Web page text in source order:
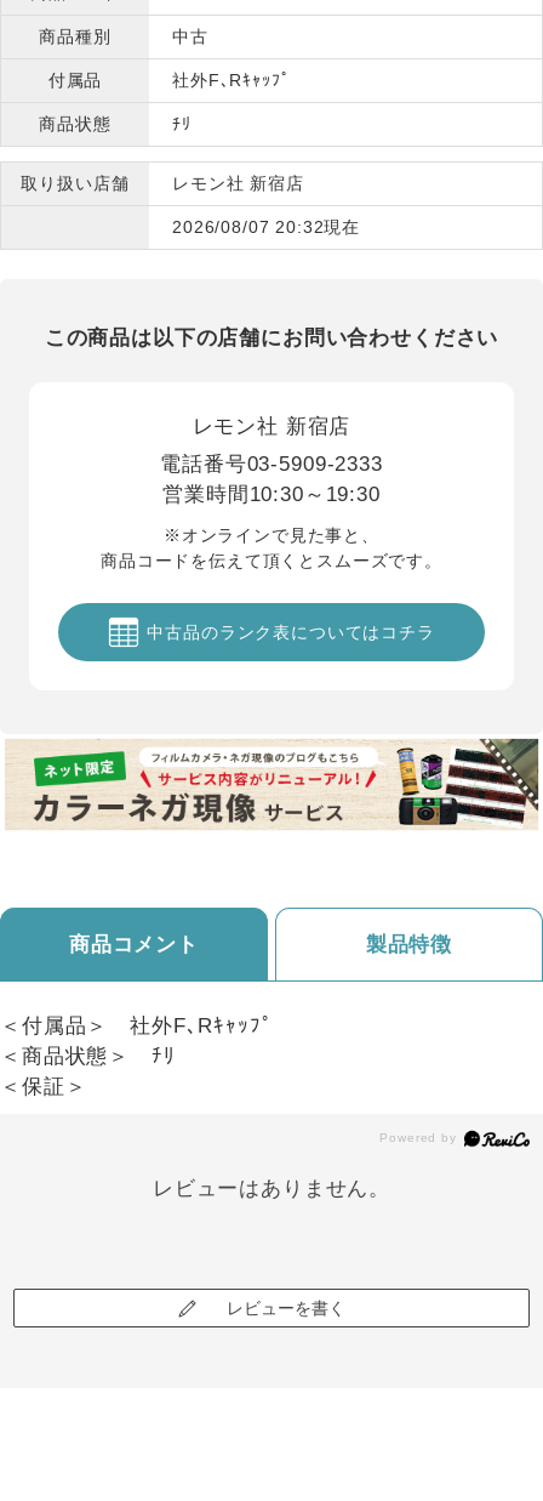
商品種別 中古
付属品 社外F､Rｷｬｯﾌﾟ
商品状態 ﾁﾘ
取り扱い店舗 レモン社 新宿店
2026/08/07 20:32現在
この商品は以下の店舗にお問い合わせください
レモン社 新宿店
電話番号03-5909-2333
営業時間 10:30～19:30
※オンラインで見た事と、
商品コードを伝えて頂くとスムーズです。
中古品のランク表についてはコチラ
商品コメント 製品特徴
＜付属品＞ 社外F､Rｷｬｯﾌﾟ
＜商品状態＞ ﾁﾘ
＜保証＞
レビューはありません。
レビューを書く